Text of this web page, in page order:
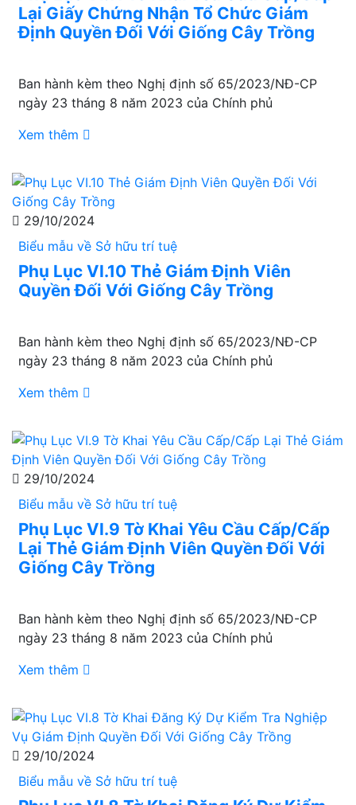
Lại Giấy Chứng Nhận Tổ Chức Giám
Định Quyền Đối Với Giống Cây Trồng
Ban hành kèm theo Nghị định số 65/2023/NĐ-CP
ngày 23 tháng 8 năm 2023 của Chính phủ
Xem thêm
29/10/2024
Biểu mẫu về Sở hữu trí tuệ
Phụ Lục VI.10 Thẻ Giám Định Viên
Quyền Đối Với Giống Cây Trồng
Ban hành kèm theo Nghị định số 65/2023/NĐ-CP
ngày 23 tháng 8 năm 2023 của Chính phủ
Xem thêm
29/10/2024
Biểu mẫu về Sở hữu trí tuệ
Phụ Lục VI.9 Tờ Khai Yêu Cầu Cấp/Cấp
Lại Thẻ Giám Định Viên Quyền Đối Với
Giống Cây Trồng
Ban hành kèm theo Nghị định số 65/2023/NĐ-CP
ngày 23 tháng 8 năm 2023 của Chính phủ
Xem thêm
29/10/2024
Biểu mẫu về Sở hữu trí tuệ